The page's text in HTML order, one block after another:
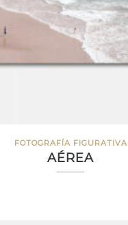
FOTOGRAFÍA FIGURATIVA
AÉREA